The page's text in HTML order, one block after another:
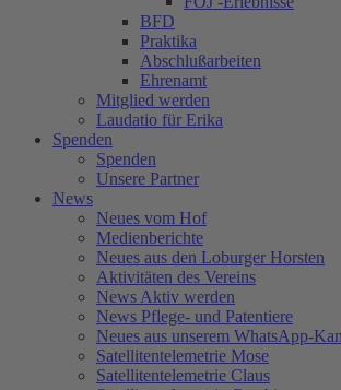
BFD
Praktika
Abschlußarbeiten
Ehrenamt
Mitglied werden
Laudatio für Erika
Spenden
Spenden
Unsere Partner
News
Neues vom Hof
Medienberichte
Neues aus den Loburger Horsten
Aktivitäten des Vereins
News Aktiv werden
News Pflege- und Patentiere
Neues aus unserem WhatsApp-
Satellitentelemetrie Mose
Satellitentelemetrie Claus